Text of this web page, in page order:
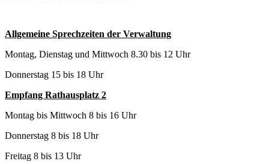
Allgemeine Sprechzeiten der Verwaltung
Montag, Dienstag und Mittwoch 8.30 bis 12 Uhr
Donnerstag 15 bis 18 Uhr
Empfang Rathausplatz 2
Montag bis Mittwoch 8 bis 16 Uhr
Donnerstag 8 bis 18 Uhr
Freitag 8 bis 13 Uhr